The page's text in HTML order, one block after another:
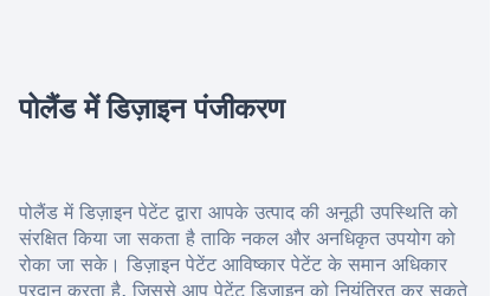
पोलैंड में डिज़ाइन पंजीकरण
पोलैंड में डिज़ाइन पेटेंट द्वारा आपके उत्पाद की अनूठी उपस्थिति को
संरक्षित किया जा सकता है ताकि नकल और अनधिकृत उपयोग को
रोका जा सके। डिज़ाइन पेटेंट आविष्कार पेटेंट के समान अधिकार
प्रदान करता है, जिससे आप पेटेंट डिज़ाइन को नियंत्रित कर सकते